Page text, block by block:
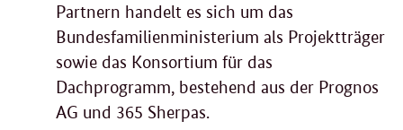
Partnern handelt es sich um das
Bundesfamilienministerium als Projektträger
sowie das Konsortium für das
Dachprogramm, bestehend aus der Prognos
AG und 365 Sherpas.